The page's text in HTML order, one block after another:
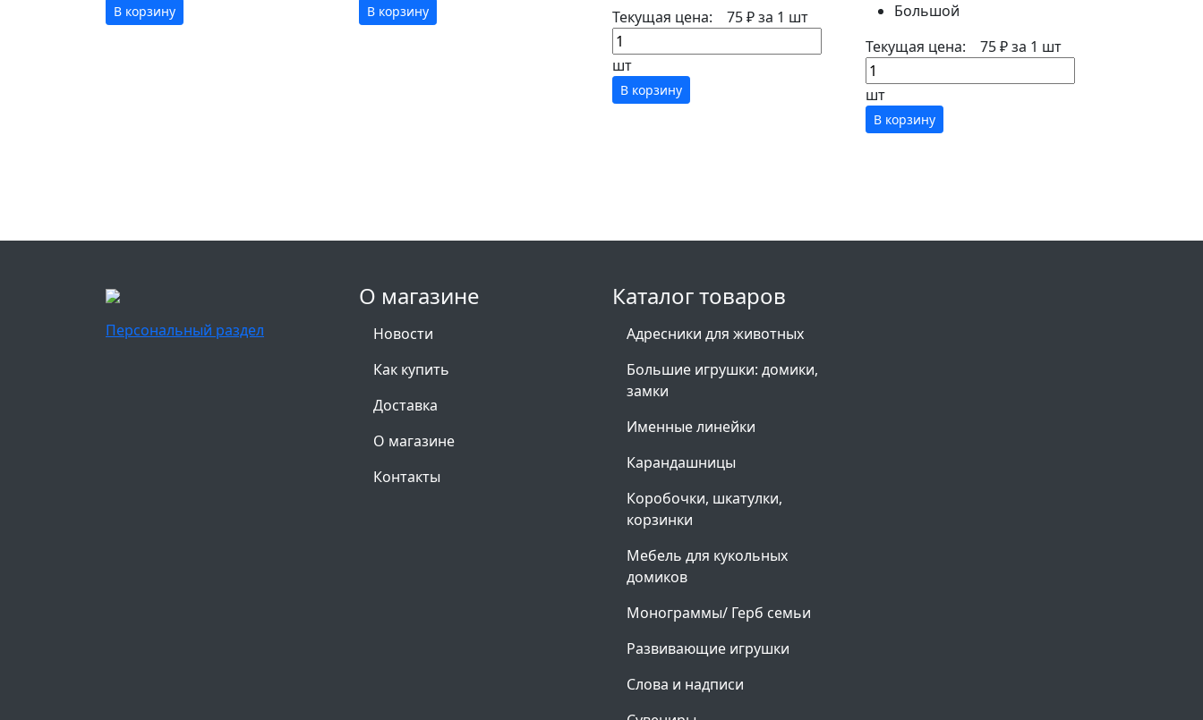
В корзину В корзину
Текущая цена:
75 ₽за 1 шт
шт
В корзину
Большой
Текущая цена:
75 ₽за 1 шт
шт
В корзину
О магазине
Новости
Как купить
Доставка
О магазине
Контакты
Каталог товаров
Адресники для животных
Большие игрушки: домики,
замки
Именные линейки
Карандашницы
Коробочки, шкатулки,
корзинки
Мебель для кукольных
домиков
Монограммы/ Герб семьи
Развивающие игрушки
Слова и надписи
Персональный раздел